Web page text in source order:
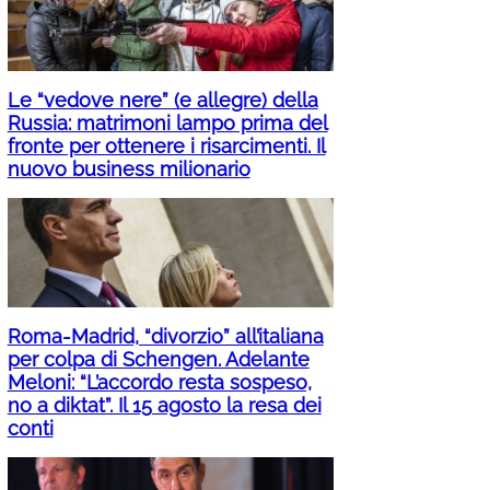
Le “vedove nere” (e allegre) della
Russia: matrimoni lampo prima del
fronte per ottenere i risarcimenti. Il
nuovo business milionario
Roma-Madrid, “divorzio” all’italiana
per colpa di Schengen. Adelante
Meloni: “L’accordo resta sospeso,
no a diktat”. Il 15 agosto la resa dei
conti